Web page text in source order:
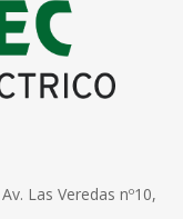
Las Veredas nº10,